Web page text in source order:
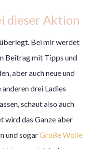
dieser Aktion
Bei mir werdet
Beitrag mit Tipps und
aber auch neue und
drei Ladies
schaut also auch
wird das Ganze aber
und sogarGroße Wolle